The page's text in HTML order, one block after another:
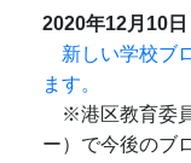
2020年12月10日
新しい学校ブ
ます。
※港区教育委員
ー）で今後のブ